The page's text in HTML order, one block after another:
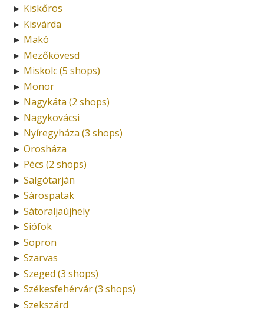
► Kiskőrös
► Kisvárda
► Makó
► Mezőkövesd
► Miskolc (5 shops)
► Monor
► Nagykáta (2 shops)
► Nagykovácsi
► Nyíregyháza (3 shops)
► Orosháza
► Pécs (2 shops)
► Salgótarján
► Sárospatak
► Sátoraljaújhely
► Siófok
► Sopron
► Szarvas
► Szeged (3 shops)
► Székesfehérvár (3 shops)
► Szekszárd